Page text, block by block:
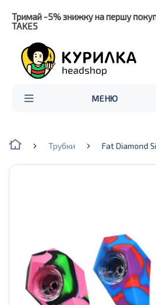
Тримай -5% знижку на першу
TAKE5
МЕНЮ
Трубки Fat Diamond